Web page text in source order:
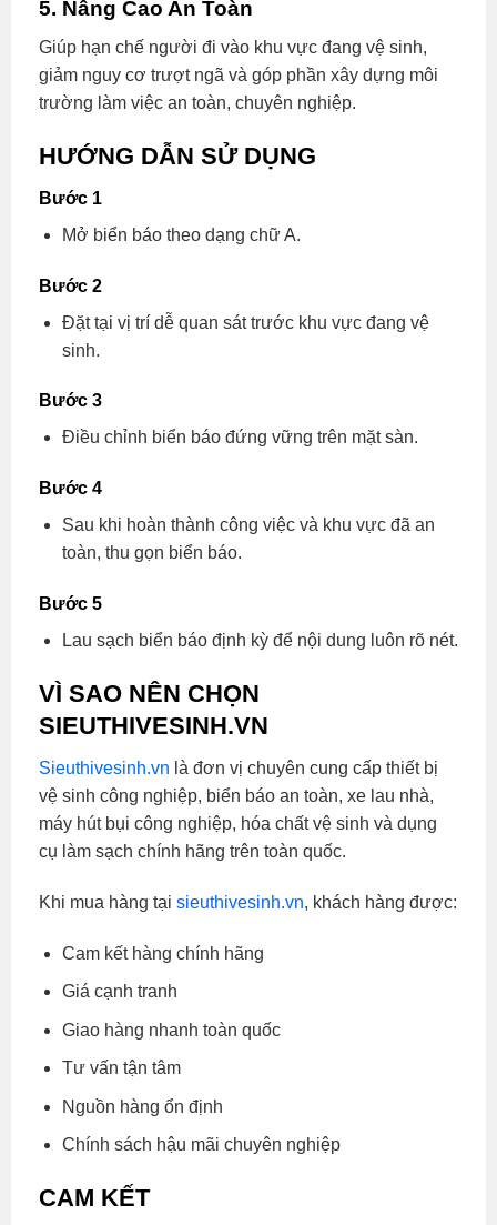
5. Nâng Cao An Toàn
Giúp hạn chế người đi vào khu vực đang vệ sinh,
giảm nguy cơ trượt ngã và góp phần xây dựng môi
trường làm việc an toàn, chuyên nghiệp.
HƯỚNG DẪN SỬ DỤNG
Bước 1
Mở biển báo theo dạng chữ A.
Bước 2
Đặt tại vị trí dễ quan sát trước khu vực đang vệ
sinh.
Bước 3
Điều chỉnh biển báo đứng vững trên mặt sàn.
Bước 4
Sau khi hoàn thành công việc và khu vực đã an
toàn, thu gọn biển báo.
Bước 5
Lau sạch biển báo định kỳ để nội dung luôn rõ nét.
VÌ SAO NÊN CHỌN
SIEUTHIVESINH.VN
Sieuthivesinh.vn là đơn vị chuyên cung cấp thiết bị
vệ sinh công nghiệp, biển báo an toàn, xe lau nhà,
máy hút bụi công nghiệp, hóa chất vệ sinh và dụng
cụ làm sạch chính hãng trên toàn quốc.
Khi mua hàng tại sieuthivesinh.vn, khách hàng được:
Cam kết hàng chính hãng
Giá cạnh tranh
Giao hàng nhanh toàn quốc
Tư vấn tận tâm
Nguồn hàng ổn định
Chính sách hậu mãi chuyên nghiệp
CAM KẾT